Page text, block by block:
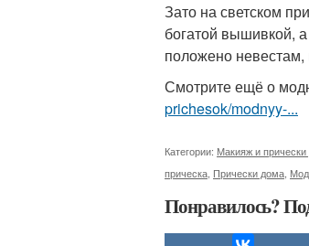
Зато на светском
богатой вышивкой,
положено невестам,
Смотрите ещё о
prichesok/modnyy-...
Категории: Макияж и прически
прическа Прически дома
Понравилось?